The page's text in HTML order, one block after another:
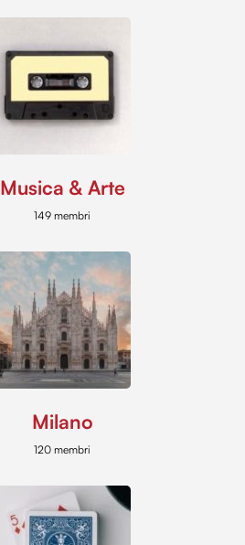
Musica & Arte
149 membri
Milano
120 membri